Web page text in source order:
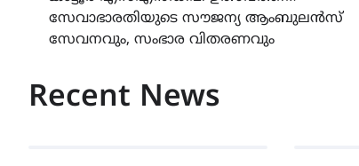
navigation
സേവാഭാരതിയുടെ സൗജന്യ ആംബുലൻസ്
സേവനവും, സംഭാര വിതരണവും
Recent News